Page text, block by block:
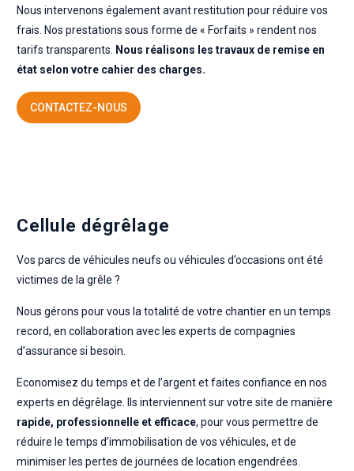
Nous intervenons également avant restitution pour réduire vos
frais. Nos prestations sous forme de « Forfaits » rendent nos
tarifs transparents.
Nous réalisons les travaux de remise en
état selon votre cahier des charges.
CONTACTEZ-NOUS
Cellule dégrêlage
Vos parcs de véhicules neufs ou véhicules d’occasions ont été
victimes de la grêle ?
Nous gérons pour vous la totalité de votre chantier en un temps
record, en collaboration avec les experts de compagnies
d’assurance si besoin.
Economisez du temps et de l’argent et faites confiance en nos
experts en dégrêlage. Ils interviennent sur votre site de manière
rapide, professionnelle et efficace, pour vous permettre de
réduire le temps d’immobilisation de vos véhicules, et de
minimiser les pertes de journées de location engendrées.